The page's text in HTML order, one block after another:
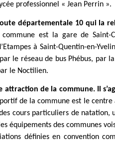
professionnel « Jean Perrin ».
départementale 10 qui la
est la gare de
à Saint-Quentin-en-
le réseau de bus Phébus, par
le Noctilien.
attraction de la commune. Il
de la commune est le
cours particuliers de
équipements des communes
définies en convention